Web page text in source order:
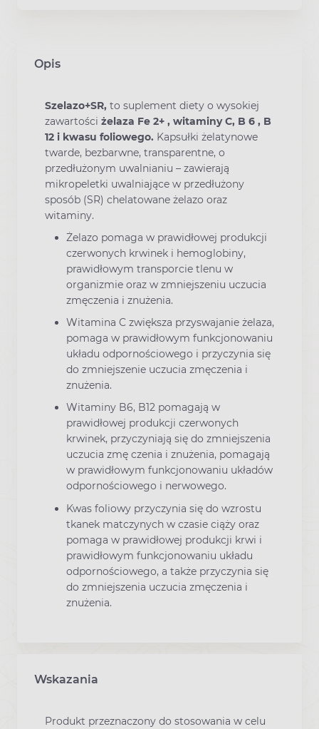
Opis
Szelazo+SR, to suplement diety o wysokiej
zawartości żelaza Fe 2+ , witaminy C, B 6 , B
12 i kwasu foliowego. Kapsułki żelatynowe
twarde, bezbarwne, transparentne, o
przedłużonym uwalnianiu – zawierają
mikropeletki uwalniające w przedłużony
sposób (SR) chelatowane żelazo oraz
witaminy.
Żelazo pomaga w prawidłowej produkcji
czerwonych krwinek i hemoglobiny,
prawidłowym transporcie tlenu w
organizmie oraz w zmniejszeniu uczucia
zmęczenia i znużenia.
Witamina C zwiększa przyswajanie żelaza,
pomaga w prawidłowym funkcjonowaniu
układu odpornościowego i przyczynia się
do zmniejszenie uczucia zmęczenia i
znużenia.
Witaminy B6, B12 pomagają w
prawidłowej produkcji czerwonych
krwinek, przyczyniają się do zmniejszenia
uczucia zmę czenia i znużenia, pomagają
w prawidłowym funkcjonowaniu układów
odpornościowego i nerwowego.
Kwas foliowy przyczynia się do wzrostu
tkanek matczynych w czasie ciąży oraz
pomaga w prawidłowej produkcji krwi i
prawidłowym funkcjonowaniu układu
odpornościowego, a także przyczynia się
do zmniejszenia uczucia zmęczenia i
znużenia.
Wskazania
Produkt przeznaczony do stosowania w celu